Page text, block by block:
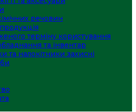
речовин
терміну користування
та інвентар
та налокітники захисні